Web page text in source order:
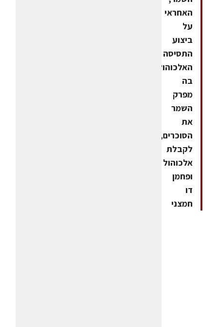
האחראי
על
ביצוע
התסיסה
האלכוהולית,
בה
מפרק
השמר
את
הסוכרים,
לקבלת
אלכוהול
ופחמן
דו
חמצני